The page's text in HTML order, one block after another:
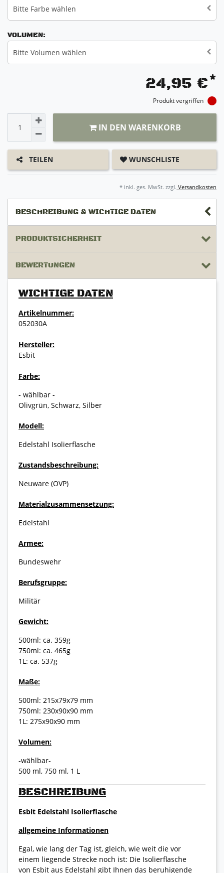
Bitte Farbe wählen
VOLUMEN:
Bitte Volumen wählen
24,95 €*
Produkt vergriffen
IN DEN WARENKORB
TEILEN WUNSCHLISTE
* inkl. ges. MwSt. zzgl. Versandkosten
BESCHREIBUNG & WICHTIGE DATEN
PRODUKTSICHERHEIT
BEWERTUNGEN
BESCHREIBUNG
Esbit Edelstahl Isolierflasche
allgemeine Informationen
Egal, wie lang der Tag ist, gleich, wie weit die vor
einem liegende Strecke noch ist: Die Isolierflasche
von Esbit aus Edelstahl gibt Ihnen das beruhigende
WICHTIGE DATEN
Artikelnummer:
052030A
Hersteller:
Esbit
Farbe:
- wählbar -
Olivgrün, Schwarz, Silber
Modell:
Edelstahl Isolierflasche
Zustandsbeschreibung:
Neuware (OVP)
Materialzusammensetzung:
Edelstahl
Armee:
Bundeswehr
Berufsgruppe:
Militär
Gewicht:
500ml: ca. 359g
750ml: ca. 465g
1L: ca. 537g
Maße:
500ml: 215x79x79 mm
750ml: 230x90x90 mm
1L: 275x90x90 mm
Volumen:
-wählbar-
500 ml, 750 ml, 1 L